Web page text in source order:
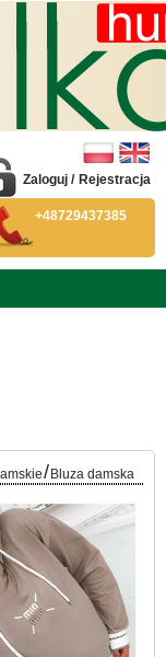
Zaloguj / Rejestracja
+48729437385
/ Bluza damska